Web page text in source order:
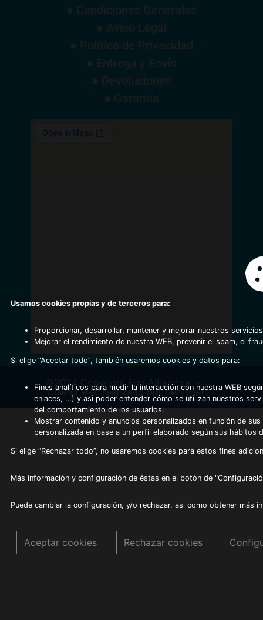
● Condiciones Generales
● Aviso Legal
● Política de Privacidad
● Entrega y Envío
● Devoluciones
● Garantía
©2024 Copyright Frio Alhambra
Diseño web realizado por Servynet
Usamos cookies propias y de terceros para:
Proporcionar, desarrollar, mantener y mejorar nuestros
Mejorar el rendimiento de nuestra WEB, prevenir el spam, el
Si elige “Aceptar todo”, también usaremos cookies y datos para:
Fines analíticos para medir la interacción con nuestra WEB
enlaces, …) y asi poder entender cómo se utilizan nuestros
del comportamiento de los usuarios.
Mostrar contenido y anuncios personalizados en función de
personalizada en base a un perfil elaborado según sus hábitos
Si elige “Rechazar todo”, no usaremos cookies para estos fines
Más información y configuración de éstas en el botón de
Puede cambiar la configuración, y/o rechazar, asi como obtener más
Aceptar cookies Rechazar cookies